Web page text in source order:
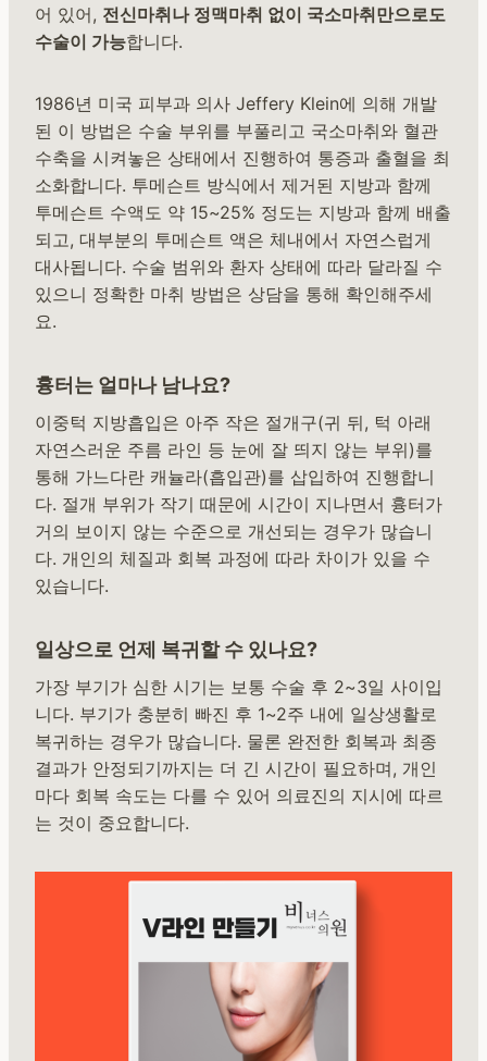
어 있어, 전신마취나 정맥마취 없이 국소마취만으로도
수술이 가능합니다.
1986년 미국 피부과 의사 Jeffery Klein에 의해 개발
된 이 방법은 수술 부위를 부풀리고 국소마취와 혈관
수축을 시켜놓은 상태에서 진행하여 통증과 출혈을 최
소화합니다. 투메슨트 방식에서 제거된 지방과 함께
투메슨트 수액도 약 15~25% 정도는 지방과 함께 배출
되고, 대부분의 투메슨트 액은 체내에서 자연스럽게
대사됩니다. 수술 범위와 환자 상태에 따라 달라질 수
있으니 정확한 마취 방법은 상담을 통해 확인해주세
요.
흉터는 얼마나 남나요?
이중턱 지방흡입은 아주 작은 절개구(귀 뒤, 턱 아래
자연스러운 주름 라인 등 눈에 잘 띄지 않는 부위)를
통해 가느다란 캐뉼라(흡입관)를 삽입하여 진행합니
다. 절개 부위가 작기 때문에 시간이 지나면서 흉터가
거의 보이지 않는 수준으로 개선되는 경우가 많습니
다. 개인의 체질과 회복 과정에 따라 차이가 있을 수
있습니다.
일상으로 언제 복귀할 수 있나요?
가장 부기가 심한 시기는 보통 수술 후 2~3일 사이입
니다. 부기가 충분히 빠진 후 1~2주 내에 일상생활로
복귀하는 경우가 많습니다. 물론 완전한 회복과 최종
결과가 안정되기까지는 더 긴 시간이 필요하며, 개인
마다 회복 속도는 다를 수 있어 의료진의 지시에 따르
는 것이 중요합니다.